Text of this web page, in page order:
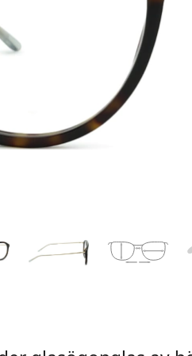
Linsbredd
Linsbredd